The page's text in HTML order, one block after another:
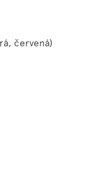
červená)